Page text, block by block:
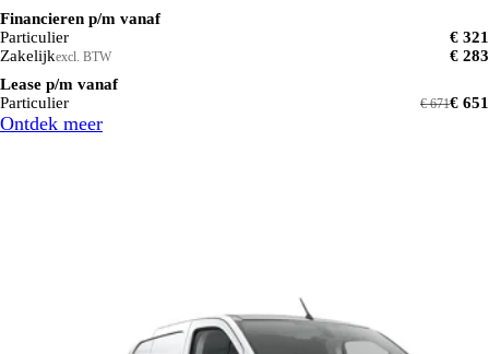
Financieren p/m vanaf
Particulier
€ 321
Zakelijkexcl. BTW
€ 283
Lease p/m vanaf
Particulier
€ 651
€ 671
Ontdek meer